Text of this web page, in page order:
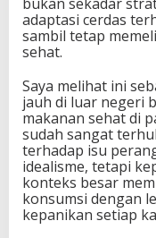
adaptasi cerdas
sambil tetap
sehat.
Saya melihat ini
jauh di luar negeri
makanan sehat di
sudah sangat
terhadap isu
idealisme, tetapi
konteks besar
konsumsi dengan
kepanikan setiap